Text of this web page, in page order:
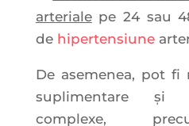
arterialepe 24 sau
de hipertensiune
De asemenea, pot fi
suplimentare şi
complexe,